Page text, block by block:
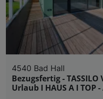
4540 Bad Hall
Bezugsfertig -
Urlaub I HAUS A I TOP -